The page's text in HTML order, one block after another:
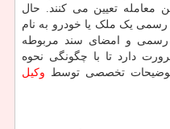
معامله تعیین می کنند. حال
رسمی یک ملک یا خودرو به نام
و امضای سند مربوطه
دارد تا با چگونگی نحوه
توضیحات تخصصی توسط وکیل